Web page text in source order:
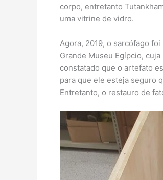
corpo, entretanto
uma vitrine de vidro.
Agora, 2019, o sarcófago
Grande Museu Egípcio,
constatado que o artefato
para que ele esteja seguro
Entretanto, o restauro de